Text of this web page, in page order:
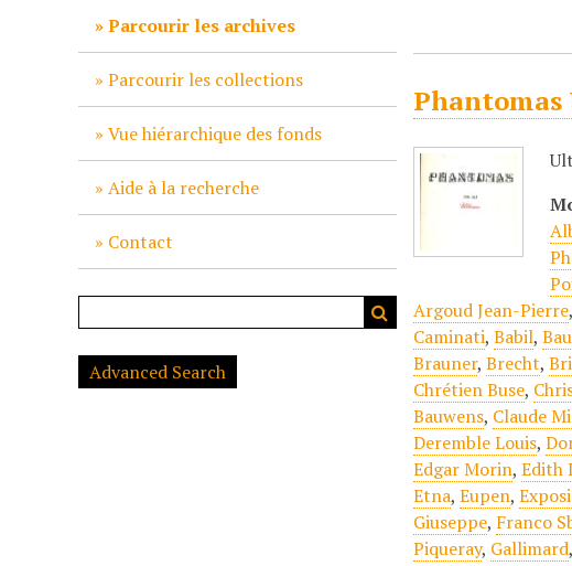
Parcourir les archives
Parcourir les collections
Vue hiérarchique des fonds
Aide à la recherche
Contact
Advanced Search
Phantomas
Argoud Jean-Pierre
Caminati,Babil,
Brauner,Brecht,
Chrétien Buse,
Bauwens, Claude
Deremble Louis,
Edgar Morin,Edith
Etna,Eupen,
Giuseppe, Franco
Piqueray, Gallimard,